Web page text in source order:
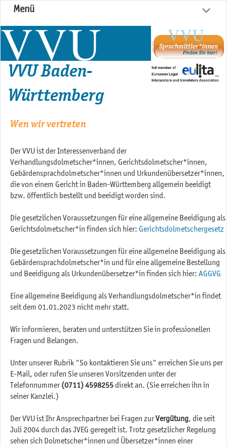
Menü
VVU Baden-
Württemberg
Wen wir vertreten
Der VVU ist der Interessenverband der
Verhandlungsdolmetscher*innen, Gerichtsdolmetscher*innen,
Gebärdensprachdolmetscher*innen und Urkundenübersetzer*innen,
die von einem Gericht in Baden-Württemberg allgemein beeidigt
bzw. öffentlich bestellt und beeidigt worden sind.
Die gesetzlichen Voraussetzungen für eine allgemeine Beeidigung als
Gerichtsdolmetscher*in finden sich hier:Gerichtsdolmetschergesetz
Die gesetzlichen Voraussetzungen für eine allgemeine Beeidigung als
Gebärdensprachdolmetscher*in und für eine allgemeine Bestellung
und Beeidigung als Urkundenübersetzer*in finden sich hier:AGGVG
Eine allgemeine Beeidigung als Verhandlungsdolmetscher*in findet
seit dem 01.01.2023 nicht mehr statt.
Wir informieren, beraten und unterstützen Sie in professionellen
Fragen und Belangen.
Unter unserer Rubrik "So kontaktieren Sie uns" erreichen Sie uns per
E-Mail, oder rufen Sie unseren Vorsitzenden unter der
Telefonnummer(0711) 4598255direkt an. (Sie erreichen ihn in
seiner Kanzlei.)
Der VVU ist Ihr Ansprechpartner bei Fragen zurVergütung, die seit
Juli 2004 durch das JVEG geregelt ist. Trotz gesetzlicher Regelung
sehen sich Dolmetscher*innen und Übersetzer*innen einer